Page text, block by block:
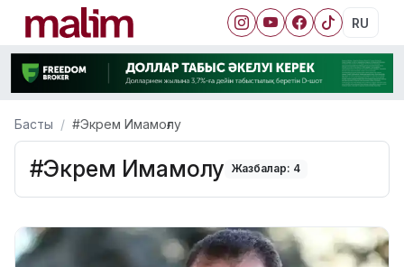
RU
Басты #Экрем Имамоғлу
#Экрем Имамоғлу Жазбалар: 4